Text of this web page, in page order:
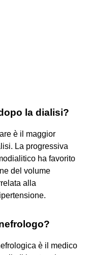
la dialisi?
è il maggior
La progressiva
ha favorito
del volume
alla
è il medico